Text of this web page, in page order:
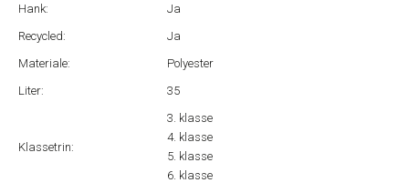
Hank:
Ja
Recycled:
Ja
Materiale:
Polyester
Liter:
35
Klassetrin:
3. klasse
4. klasse
5. klasse
6. klasse